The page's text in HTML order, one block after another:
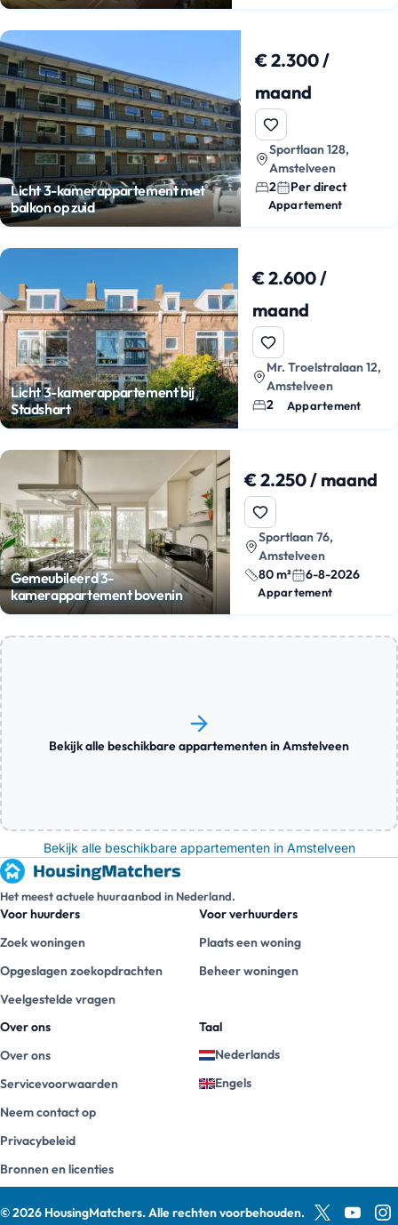
Licht 3-kamerappartement met
balkon op zuid
€ 2.300 /
maand
Sportlaan 128,
Amstelveen
2
Per direct
Appartement
Licht 3-kamerappartement bij
Stadshart
€ 2.600 /
maand
Mr. Troelstralaan 12,
Amstelveen
2
Appartement
Gemeubileerd 3-
kamerappartement bovenin
€ 2.250 / maand
Sportlaan 76,
Amstelveen
80 m²
6-8-2026
Appartement
Bekijk alle beschikbare appartementen in Amstelveen
Bekijk alle beschikbare appartementen in Amstelveen
Het meest actuele huuraanbod in Nederland.
Voor huurders
Zoek woningen
Opgeslagen zoekopdrachten
Veelgestelde vragen
Voor verhuurders
Plaats een woning
Beheer woningen
Over ons
Over ons
Servicevoorwaarden
Neem contact op
Privacybeleid
Bronnen en licenties
Taal
Nederlands
Engels
©2026 HousingMatchers. Alle rechten voorbehouden.